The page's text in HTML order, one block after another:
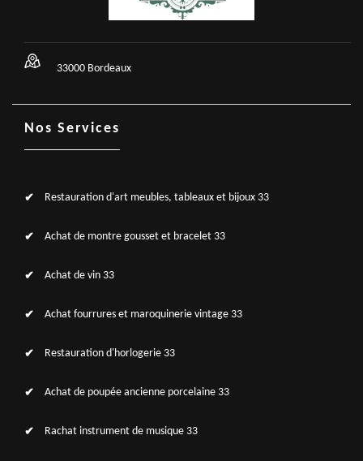
33000 Bordeaux
Nos Services
Restauration d'art meubles, tableaux et bijoux 33
Achat de montre gousset et bracelet 33
Achat de vin 33
Achat fourrures et maroquinerie vintage 33
Restauration d'horlogerie 33
Achat de poupée ancienne porcelaine 33
Rachat instrument de musique 33